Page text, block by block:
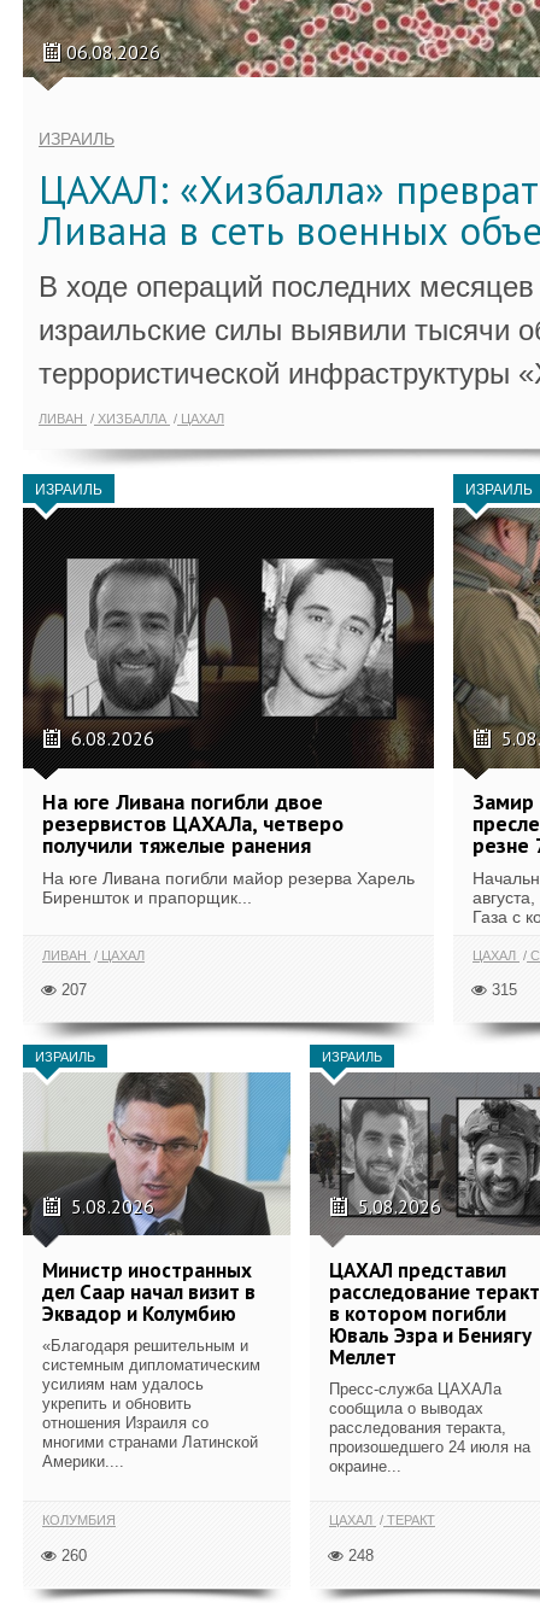
06.08.2026
ИЗРАИЛЬ
ЦАХАЛ: «Хизбалла»
Ливана в сеть военных
В ходе операций последних
израильские силы выявили тысячи
террористической инфраструктуры
ЛИВАН ХИЗБАЛЛА ЦАХАЛ
ИЗРАИЛЬ
6.08.2026
На юге Ливана погибли двое
резервистов ЦАХАЛа, четверо
получили тяжелые ранения
На юге Ливана погибли майор резерва Харель
Биреншток и прапорщик...
ЛИВАН ЦАХАЛ
207
ИЗРАИЛЬ
Замир
резне
Газа с
ЦАХАЛ
315
ИЗРАИЛЬ
5.08.2026
Министр иностранных
дел Саар начал визит в
Эквадор и Колумбию
«Благодаря решительным и
системным дипломатическим
усилиям нам удалось
укрепить и обновить
отношения Израиля со
многими странами Латинской
Америки....
КОЛУМБИЯ
260
ИЗРАИЛЬ
5.08.2026
ЦАХАЛ представил
расследование
в котором погибли
Юваль Эзра и Бениягу
Меллет
Пресс-служба ЦАХАЛа
сообщила о выводах
расследования теракта,
произошедшего 24 июля на
окраине...
ЦАХАЛ ТЕРАКТ
248